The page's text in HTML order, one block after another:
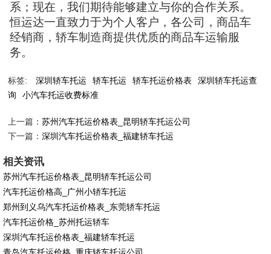
系；现在，我们期待能够建立与你的合作关系。
恒运达一直致力于为个人客户，各公司，商品车
经销商，轿车制造商提供优质的商品车运输服
务。
标签: 深圳轿车托运 轿车托运 轿车托运价格表
深圳轿车托运查
询
小汽车托运收费标准
上一篇：苏州汽车托运价格表_昆明轿车托运公司
下一篇：深圳汽车托运价格表_福建轿车托运
相关资讯
苏州汽车托运价格表_昆明轿车托运公司
汽车托运价格高_广州小轿车托运
郑州到义乌汽车托运价格表_东莞轿车托运
汽车托运价格_苏州托运轿车
深圳汽车托运价格表_福建轿车托运